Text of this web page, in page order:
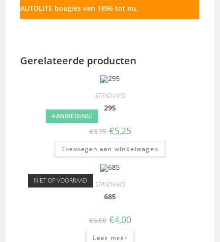
AUTOLITE bougies van 1896 tot nu.
Gerelateerde producten
AANBIEDING!
STANDAARD
295
€8,75 €5,25
Toevoegen aan winkelwagen
NIET OP VOORRAAD STANDAARD
685
€6,00 €4,00
Lees meer